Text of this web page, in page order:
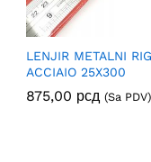
LENJIR METALNI
ACCIAIO 25X300
875,00 рсд (Sa PDV)